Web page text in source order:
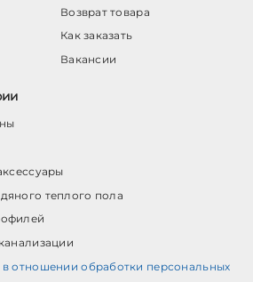
Возврат товара
Как заказать
Вакансии
теплого пола
отношении обработки персональных